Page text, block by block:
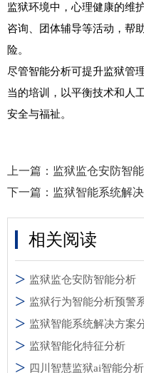
监狱环境中，心理健康的维
咨询、团体辅导等活动，帮
险。
尽管智能分析可提升监狱管
当的培训，以平衡技术和人
安全与福祉。
上一篇： 监狱监仓安防智
下一篇： 监狱智能系统解
相关阅读
监狱监仓安防智能分析
监狱行为智能分析预警
监狱智能系统解决方案
监狱智能化特征分析
四川智慧监狱ai智能分